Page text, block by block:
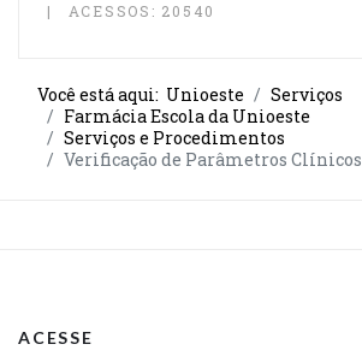
ACESSOS: 20540
Você está aqui: Unioeste
Serviços
Farmácia Escola da Unioeste
Serviços e Procedimentos
Verificação de Parâmetros Clínicos
ACESSE